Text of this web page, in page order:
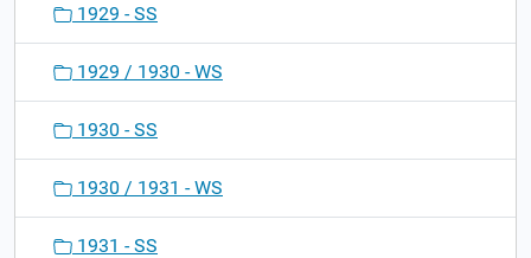
1929 - SS
1929 / 1930 - WS
1930 - SS
1930 / 1931 - WS
1931 - SS